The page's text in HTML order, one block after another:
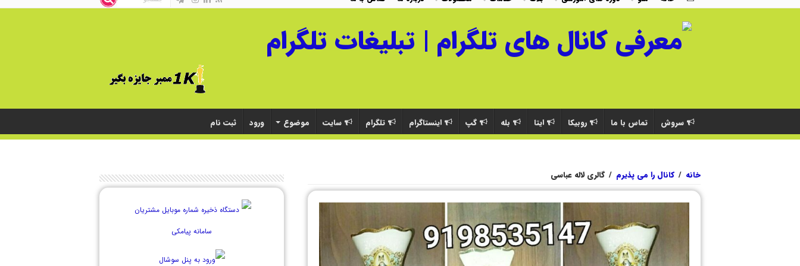
سروش تماس با ما روبیکا ایتا بله گپ اینستاگرام تلگرام سایت موضوع ورود ثبت نام
خانه / کانال را می پذیرم / گالری لاله عباسی